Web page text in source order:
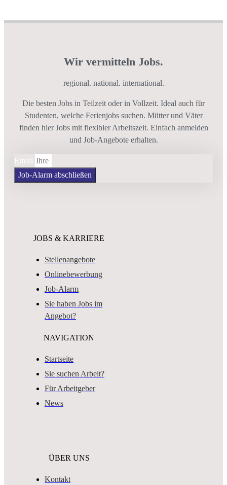
Wir vermitteln Jobs.
regional. national. international.
Die besten Jobs in Teilzeit oder in Vollzeit. Ideal auch für
Studenten, welche Ferienjobs suchen. Mütter und Väter
finden hier Jobs mit flexibler Arbeitszeit. Einfach anmelden
und Job-Angebote erhalten.
Email
Job-Alarm abschließen
JOBS & KARRIERE
Stellenangebote
Onlinebewerbung
Job-Alarm
Sie haben Jobs im
Angebot?
NAVIGATION
Startseite
Sie suchen Arbeit?
Für Arbeitgeber
News
ÜBER UNS
Kontakt